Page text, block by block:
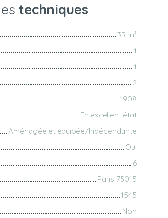
techniques
35 m²
1
1
2
1908
En excellent état
Aménagée et équipée/Indépendante
Oui
6
Paris 75015
1545
Non